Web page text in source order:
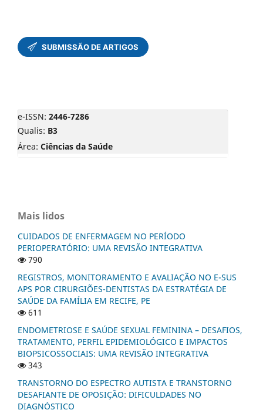
e-ISSN: 2446-7286
Qualis: B3
Área: Ciências da Saúde
Mais lidos
CUIDADOS DE ENFERMAGEM NO PERÍODO
PERIOPERATÓRIO: UMA REVISÃO INTEGRATIVA
790
REGISTROS, MONITORAMENTO E AVALIAÇÃO NO E-SUS
APS POR CIRURGIÕES-DENTISTAS DA ESTRATÉGIA DE
SAÚDE DA FAMÍLIA EM RECIFE, PE
611
ENDOMETRIOSE E SAÚDE SEXUAL FEMININA – DESAFIOS,
TRATAMENTO, PERFIL EPIDEMIOLÓGICO E IMPACTOS
BIOPSICOSSOCIAIS: UMA REVISÃO INTEGRATIVA
343
TRANSTORNO DO ESPECTRO AUTISTA E TRANSTORNO
DESAFIANTE DE OPOSIÇÃO: DIFICULDADES NO
DIAGNÓSTICO